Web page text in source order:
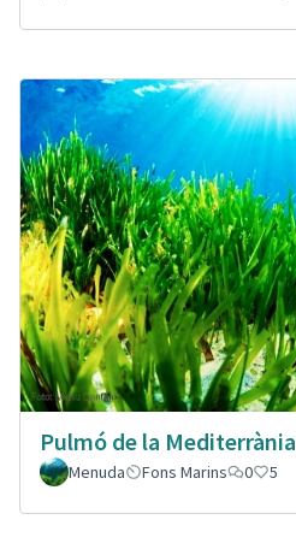
Pulmó de la Mediterrània
Menuda
Fons Marins 0 5